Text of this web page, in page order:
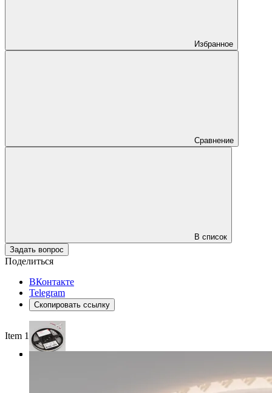
Избранное
Сравнение
В список
Задать вопрос
Поделиться
ВКонтакте
Telegram
Скопировать ссылку
Item 1 of 3